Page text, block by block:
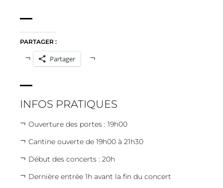
PARTAGER :
Partager
INFOS PRATIQUES
Ouverture des portes : 19h00
Cantine ouverte de 19h00 à 21h30
Début des concerts : 20h
Dernière entrée 1h avant la fin du concert